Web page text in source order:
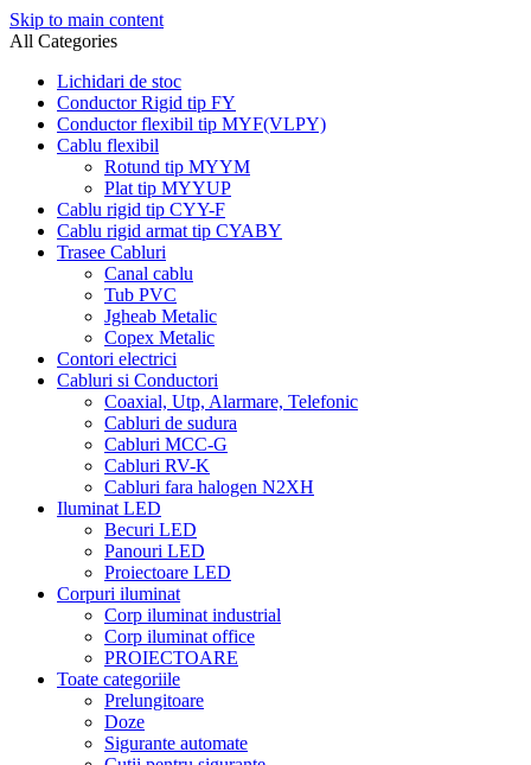
Skip to main content
All Categories
Lichidari de stoc
Conductor Rigid tip FY
Conductor flexibil tip MYF(VLPY)
Cablu flexibil
Rotund tip MYYM
Plat tip MYYUP
Cablu rigid tip CYY-F
Cablu rigid armat tip CYABY
Trasee Cabluri
Canal cablu
Tub PVC
Jgheab Metalic
Copex Metalic
Contori electrici
Cabluri si Conductori
Coaxial, Utp, Alarmare, Telefonic
Cabluri de sudura
Cabluri MCC-G
Cabluri RV-K
Cabluri fara halogen N2XH
Iluminat LED
Becuri LED
Panouri LED
Proiectoare LED
Corpuri iluminat
Corp iluminat industrial
Corp iluminat office
PROIECTOARE
Toate categoriile
Prelungitoare
Doze
Sigurante automate